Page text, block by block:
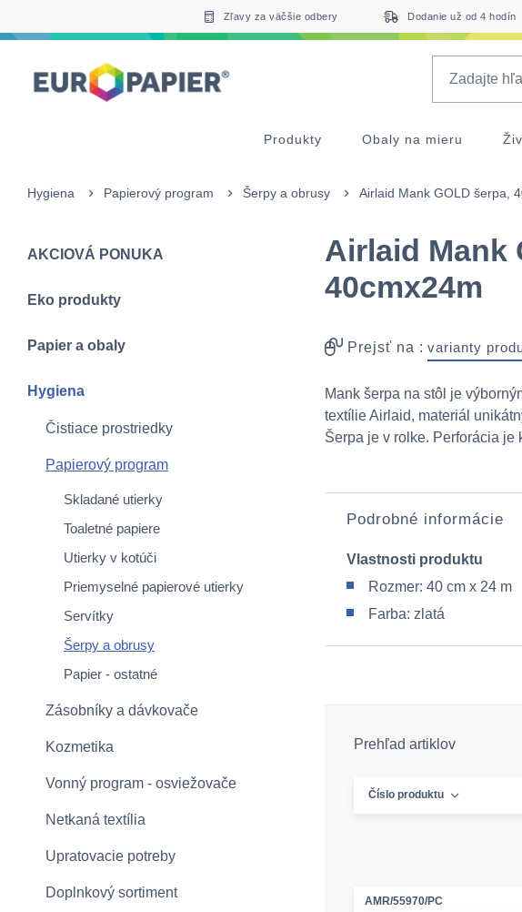
Zľavy za väčšie odbery Dodanie už od 4 hodín
Produkty Obaly na mieru
Hygiena Papierový program Šerpy a obrusy Airlaid Mank GOLD šerpa,
AKCIOVÁ PONUKA
Eko produkty
Papier a obaly
Hygiena
Čistiace prostriedky
Papierový program
Skladané utierky
Toaletné papiere
Utierky v kotúči
Priemyselné papierové utierky
Servítky
Šerpy a obrusy
Papier - ostatné
Zásobníky a dávkovače
Kozmetika
Vonný program - osviežovače
Netkaná textília
Upratovacie potreby
Doplnkový sortiment
Airlaid Mank
40cmx24m
Prejsť na : varianty
Mank šerpa na stôl je
textílie Airlaid, materiál
Šerpa je v rolke. Perforácia je
Podrobné informácie
Vlastnosti produktu
Rozmer: 40 cm x 24 m
Farba: zlatá
Prehľad artiklov
Číslo produktu
AMR/55970/PC